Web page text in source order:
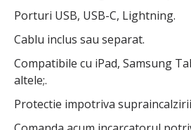
Porturi USB, USB-C, Lightning.
Cablu inclus sau separat.
Compatibile cu iPad, Samsung
altele;.
Protectie impotriva